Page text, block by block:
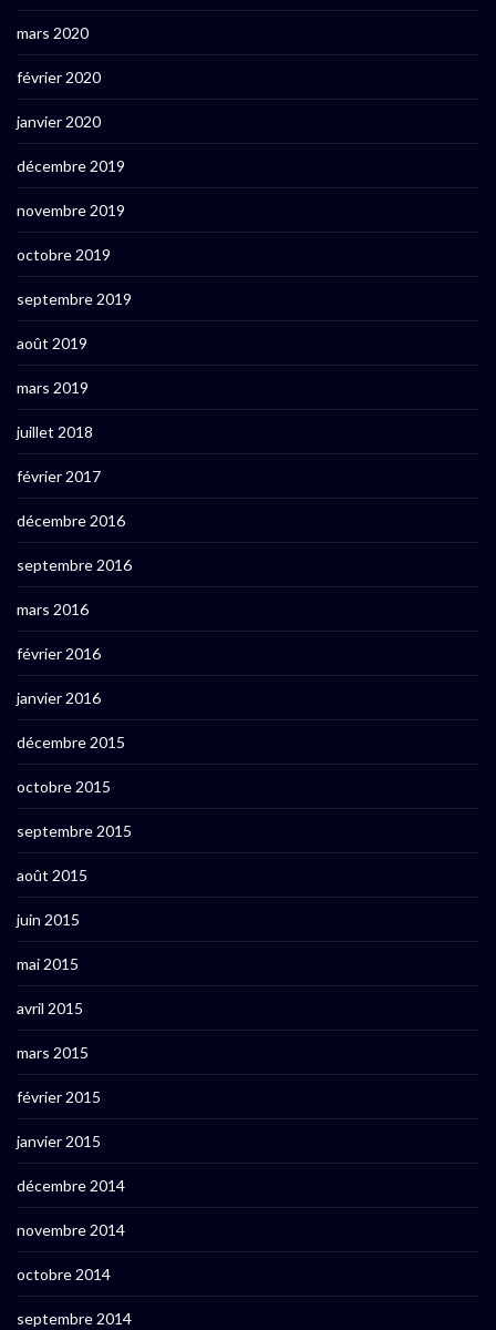
mars 2020
février 2020
janvier 2020
décembre 2019
novembre 2019
octobre 2019
septembre 2019
août 2019
mars 2019
juillet 2018
février 2017
décembre 2016
septembre 2016
mars 2016
février 2016
janvier 2016
décembre 2015
octobre 2015
septembre 2015
août 2015
juin 2015
mai 2015
avril 2015
mars 2015
février 2015
janvier 2015
décembre 2014
novembre 2014
octobre 2014
septembre 2014